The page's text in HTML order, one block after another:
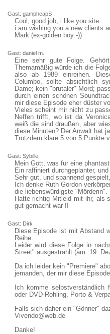
Gast: gampheapS
Cool, good job, i like you site.
i am wishing you a new clients
Mark (ex-golden boy:-))
Gast: daniel m.
Eine sehr gute Folge.
Themamäßig würde ich die
also ab 1989 einreihen.
Columbo, sollte absichtlich
Dame; kein "brutaler" Mord;
durch einen schönen
mir diese Episode eher düster
Vieles scheint mir nicht zu
Neffen trifft, wo ist da
weiß die sind draußen, aber
diese Minuten? Der Anwalt hat
Trotzdem klare 5 von 5 Punkte
Gast: Sybille
Mein Gott, was für eine
Ein raffiniert durchgeplanter,
Sehr gut, und spannend
Ich denke Ruth Gordon
die liebenswürdigste "Mörderin".
Hatte richtig Mitleid mit ihr, als
gut gemacht war !!
Gast: Dirk
Diese Episode ist mit Abstand
Reihe.
Leider wird diese Folge in
Street" ausgestrahlt (am: 19.
Da ich leider kein "Premiere"
jemanden, der mir diese
Ich komme selbstverständlich
oder DVD-Rohling, Porto &
Falls sich daher ein "Gönner"
Vivendo@web.de
Danke!